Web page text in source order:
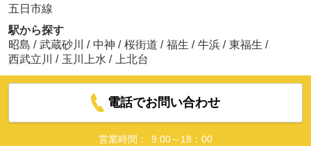
五日市線
駅から探す
昭島 / 武蔵砂川 / 中神 / 桜街道 / 福生 / 牛浜 / 東福生 /
西武立川
/ 玉川上水 / 上北台
電話でお問い合わせ
営業時間：
9:00～18：00